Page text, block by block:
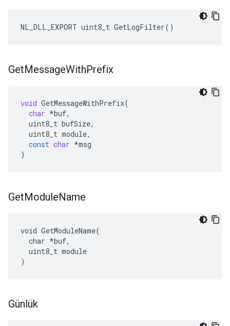
NL_DLL_EXPORT uint8_t GetLogFilter()
GetMessageWithPrefix
void GetMessageWithPrefix(
char *buf,
uint8_t bufSize,
uint8_t module,
const char *msg
)
GetModuleName
void GetModuleName(
  char *buf,
  uint8_t module
)
Günlük